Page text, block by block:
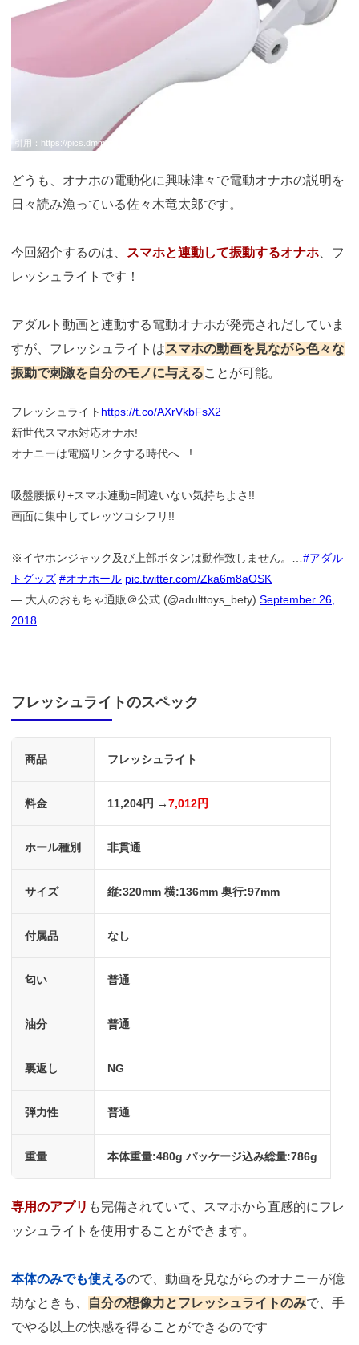
引用： https://pics.dmm.co.jp/mono/goods/ho6920/ho6920pl.jpg
どうも、オナホの電動化に興味津々で電動オナホの説明を
日々読み漁っている佐々木竜太郎です。
今回紹介するのは、 スマホと連動して振動するオナホ 、フ
レッシュライトです！
アダルト動画と連動する電動オナホが発売されだしていま
すが、フレッシュライトはスマホの動画を見ながら色々な
振動で刺激を自分のモノに与えることが可能。
フレッシュライト https://t.co/AXrVkbFsX2
新世代スマホ対応オナホ!
オナニーは電脳リンクする時代へ...!
吸盤腰振り+スマホ連動=間違いない気持ちよさ!!
画面に集中してレッツコシフリ!!
※イヤホンジャック及び上部ボタンは動作致しません。… #アダル
トグッズ #オナホール pic.twitter.com/Zka6m8aOSK
— 大人のおもちゃ通販＠公式 (@adulttoys_bety) September 26,
2018
フレッシュライトのスペック
商品 フレッシュライト
料金 11,204円 →7,012円
ホール種別 非貫通
サイズ 縦:320mm 横:136mm 奥行:97mm
付属品 なし
匂い 普通
油分 普通
裏返し NG
弾力性 普通
重量 本体重量:480g パッケージ込み総量:786g
専用のアプリ も完備されていて、スマホから直感的にフレ
ッシュライトを使用することができます。
本体のみでも使えるので、動画を見ながらのオナニーが億
劫なときも、
自分の想像力とフレッシュライトのみで、手
でやる以上の快感を得ることができるのです